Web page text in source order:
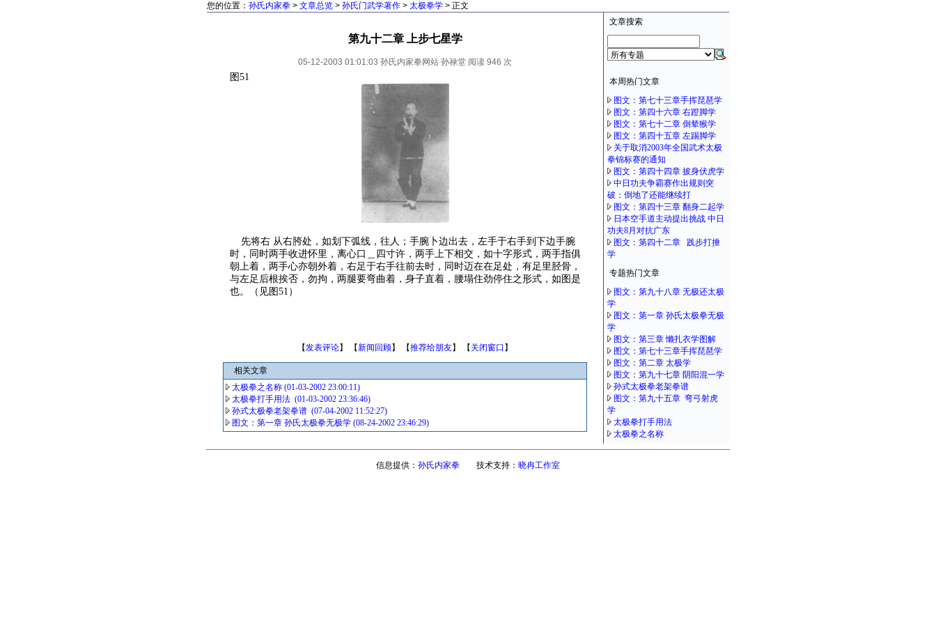
您的位置： 孙氏内家拳 > 文章总览 > 孙氏门武学著作 > 太极拳学 > 正文
第九十二章 上步七星学
05-12-2003 01:01:03 孙氏内家拳网站 孙禄堂 阅读 946 次
文章搜索
本周热门文章
图文：第七十三章手挥琵琶学
图文：第四十六章 右蹬脚学
图文：第七十二章 倒辇猴学
图文：第四十五章 左踢脚学
关于取消2003年全国武术太极
拳锦标赛的通知
图文：第四十四章 披身伏虎学
中日功夫争霸赛作出规则突
破：倒地了还能继续打
图文：第四十三章 翻身二起学
日本空手道主动提出挑战 中日
功夫8月对抗广东
图文：第四十二章 践步打捶
学
专题热门文章
图文：第九十八章 无极还太极
学
图文：第一章 孙氏太极拳无极
学
图文：第三章 懒扎衣学图解
图文：第七十三章手挥琵琶学
图文：第二章 太极学
图文：第九十七章 阴阳混一学
孙式太极拳老架拳谱
图文：第九十五章 弯弓射虎
学
太极拳打手用法
太极拳之名称
图51
先将右 从右胯处，如划下弧线，往人；手腕卜边出去，左手于右手到下边手腕
时，同时两手收进怀里，离心口＿四寸许，两手上下相交，如十字形式，两手指俱
朝上着，两手心亦朝外着，右足于右手往前去时，同时迈在在足处，有足里胫骨，
与左足后根挨否，勿拘，两腿要弯曲着，身子直着，腰塌住劲停住之形式，如图是
也。（见图51）
【发表评论】 【新闻回顾】 【推荐给朋友】 【 关闭窗口 】
相关文章
太极拳之名称 (01-03-2002 23:00:11)
太极拳打手用法 (01-03-2002 23:36:46)
孙式太极拳老架拳谱 (07-04-2002 11:52:27)
图文：第一章 孙氏太极拳无极学 (08-24-2002 23:46:29)
信息提供： 孙氏内家拳 技术支持： 晓冉工作室